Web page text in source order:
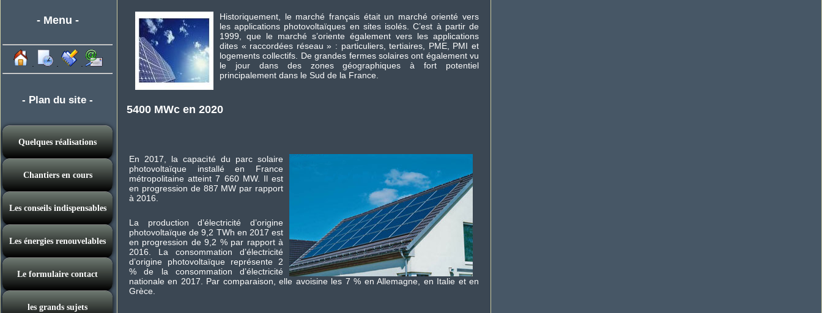
- Menu -
. . .
- Plan du site -
Quelques réalisations
Chantiers en cours
Les conseils indispensables
Les énergies renouvelables
Le formulaire contact
les grands sujets
Historiquement, le marché français était un marché orienté vers
les applications photovoltaïques en sites isolés. C’est à partir de
1999, que le marché s’oriente également vers les applications
dites « raccordées réseau » : particuliers, tertiaires, PME, PMI et
logements collectifs. De grandes fermes solaires ont également vu
le jour dans des zones géographiques à fort potentiel
principalement dans le Sud de la France.
5400 MWc en 2020
En 2017, la capacité du parc solaire
photovoltaïque installé en France
métropolitaine atteint 7 660 MW. Il est
en progression de 887 MW par rapport
à 2016.
La production d’électricité d’origine
photovoltaïque de 9,2 TWh en 2017 est
en progression de 9,2 % par rapport à
2016. La consommation d’électricité
d’origine photovoltaïque représente 2
% de la consommation d’électricité
nationale en 2017. Par comparaison, elle avoisine les 7 % en Allemagne, en Italie et en
Grèce.